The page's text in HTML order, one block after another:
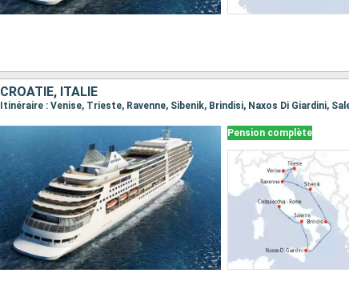
CROATIE, ITALIE
Itinéraire : Venise, Trieste, Ravenne, Sibenik, Brindisi, Naxos Di Giardini,
Pension complète